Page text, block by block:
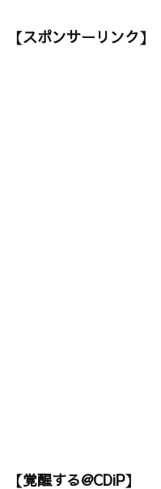
【スポンサーリンク】
【覚醒する@CDiP】